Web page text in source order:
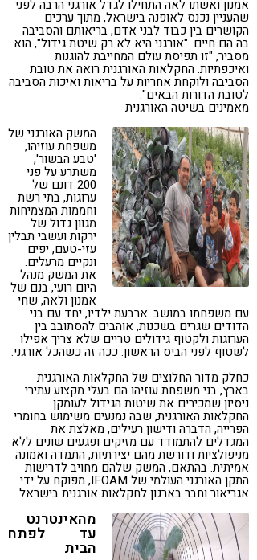
אמנון ואשתו לאה התחילו לגדל אורגני הרבה לפני
שהעניין נכנס לאופנה בישראל, מתוך ערכים
הקושרים בין כבוד לבני אדם, בריאותם והסביבה
בה הם חיים. "אורגני היא לא רק שיטת גידול", הוא
מסביר, "זו תפיסת עולם המחייבת להוגנות
ואיכפתיות. החקלאות האורגנית רואה את טובת
הסביבה ולוקחת אחריות על בריאות ואיכות הסביבה
לטובת הדורות הבאים".
מאמינים בשיטה האורגנית
המשק האורגני של
משפחת עוזיהו,
'טבע הבשור',
משתרע על פני
200 דונם של
ערוגות, בתי רשת
וחממות המצמיחות
מגוון גדול של
ירקות ועשבי תבלין
עזי-טעם, יפים
ונקיים מרעלים.
את המשק מנהל
היום רועי, בנם של
אמנון ולאה, שחי
עם משפחתו במושב. ארבעת ילדיו, יחד עם בני
הדודים שגרים בשכנות, אוהבים להסתובב בין
הערוגות ולקטוף גידולים טריים שלא צריך אפילו
לשטוף לפני הביס הראשון. ככה זה כשהכל אורגני.
כחלק מדור החלוצים של החקלאות האורגנית
בארץ, בני משפחת עוזיהו הם בעלי מקצוע עתירי
ניסיון שמכירים את שיטות הגידול לעומקן.
החקלאות האורגנית, שבה נמנעים משימוש בחומרי
הפרייה, הדברה ודישון רעילים, מאלצת את
המגדלים להתמודד עם מזיקים ופגעים שונים ללא
מניפולציות ודורשת מהם יצירתיות, התמדה ואמונה
אמיתית. בהתאם, המשק שלהם מחויב לדרישות
התקן האורגני העולמי של IFOAM, מפוקח על ידי
אגריאור וחבר בארגון לחקלאות אורגנית בישראל.
מהאינטרנט
עד לפתח
הבית